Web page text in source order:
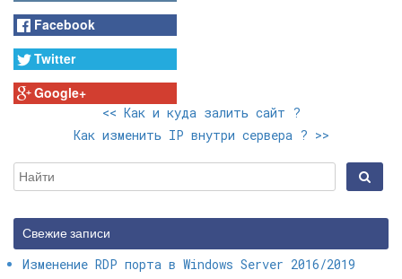
Facebook
Twitter
Google+
<< Как и куда залить сайт ?
Как изменить IP внутри сервера ? >>
Свежие записи
Изменение RDP порта в Windows Server 2016/2019